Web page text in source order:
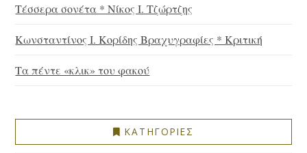
Τέσσερα σονέτα * Νίκος Ι. Τζώρτζης
Κωνσταντίνος Ι. Κορίδης Βραχυγραφίες * Κριτική
Τα πέντε «κλικ» του φακού
ΚΑΤΗΓΟΡΙΕΣ